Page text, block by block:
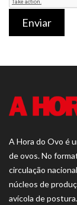
Enviar
A Hora do Ovo é
de ovos. No
circulação
núcleos de
avícola de postura.